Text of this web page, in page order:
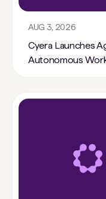
AUG 3, 2026
Cyera Launches
Autonomous